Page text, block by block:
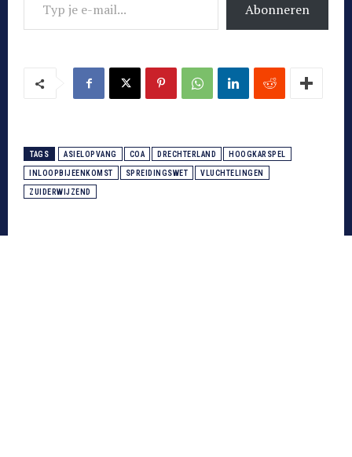
Abonneren
TAGS ASIELOPVANG COA DRECHTERLAND HOOGKARSPEL
INLOOPBIJEENKOMST SPREIDINGSWET VLUCHTELINGEN
ZUIDERWIJZEND